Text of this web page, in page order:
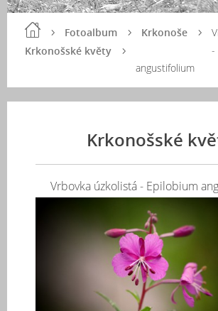
Fotoalbum
Krkonoše
Krkonošské květy
-
angustifolium
Krkonošské
Vrbovka úzkolistá - Epilobium